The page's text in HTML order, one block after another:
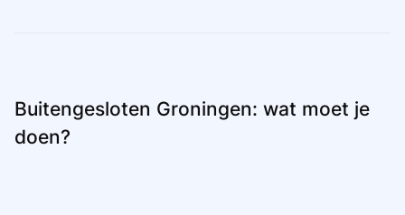
Buitengesloten Groningen: wat moet je
doen?